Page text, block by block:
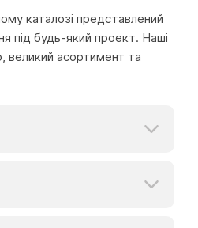
каталозі представлений
під будь-який проект. Наші
великий асортимент та